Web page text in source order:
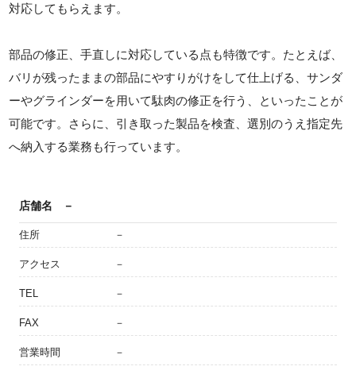
対応してもらえます。
部品の修正、手直しに対応している点も特徴です。たとえば、
バリが残ったままの部品にやすりがけをして仕上げる、サンダ
ーやグラインダーを用いて駄肉の修正を行う、といったことが
可能です。さらに、引き取った製品を検査、選別のうえ指定先
へ納入する業務も行っています。
店舗名 －
住所 －
アクセス －
TEL －
FAX －
営業時間 －